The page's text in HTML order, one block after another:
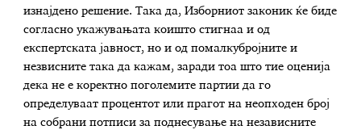
изнајдено решение. Така да, Изборниот законик ќе биде
согласно укажувањата коишто стигнаа и од
експертската јавност, но и од помалкубројните и
незвисните така да кажам, заради тоа што тие оценија
дека не е коректно поголемите партии да го
определуваат процентот или прагот на неопходен број
на собрани потписи за поднесување на независните